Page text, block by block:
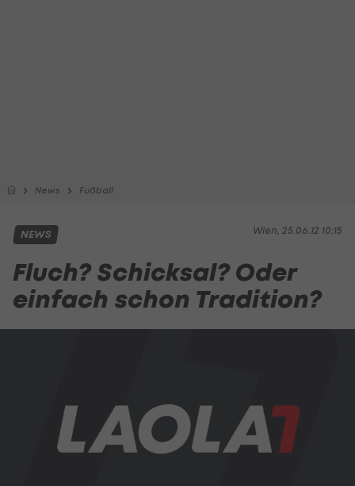
News Fußball
Wien, 25.06.12 10:15
NEWS
Fluch? Schicksal? Oder
einfach schon Tradition?